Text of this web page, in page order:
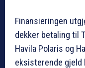
Finansieringen
dekker betaling til
Havila Polaris og
eksisterende gjeld